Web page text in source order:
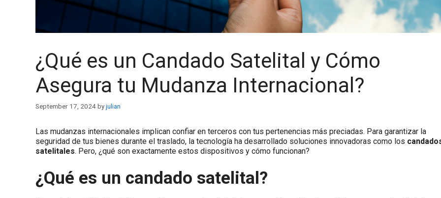
¿Qué es un Candado Satelital y Cómo
Asegura tu Mudanza Internacional?
September 17, 2024byjulian
Las mudanzas internacionales implican confiar en terceros con tus pertenencias más preciadas. Para garantizar la
seguridad de tus bienes durante el traslado, la tecnología ha desarrollado soluciones innovadoras como los
satelitales. Pero, ¿qué son exactamente estos dispositivos y cómo funcionan?
¿Qué es un candado satelital?